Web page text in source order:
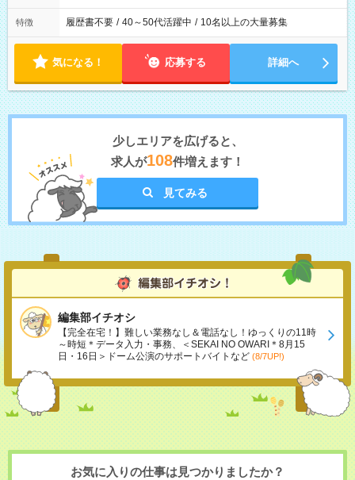
特徴 履歴書不要 / 40～50代活躍中 / 10名以上の大量募集
気になる！ 応募する 詳細へ
少しエリアを広げると、
求人が108件増えます！
見てみる
編集部イチオシ
【完全在宅！】難しい業務なし＆電話なし！ゆっくりの11時
～時短＊データ入力・事務、＜SEKAI NO OWARI＊8月15
日・16日＞ドーム公演のサポートバイトなど (8/7UP!)
お気に入りの仕事は見つかりましたか？